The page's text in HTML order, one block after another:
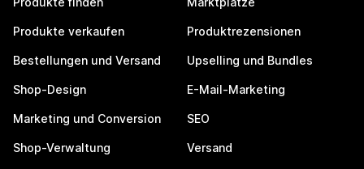
Produkte verkaufen
Bestellungen und Versand
Shop-Design
Marketing und Conversion
Shop-Verwaltung
Produktrezensionen
Upselling und Bundles
E-Mail-Marketing
SEO
Versand